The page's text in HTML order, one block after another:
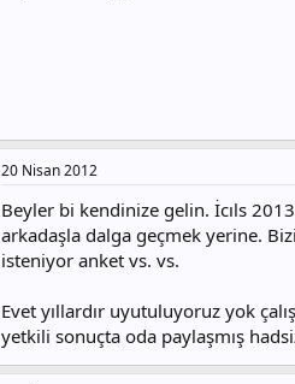
20 Nisan 2012
Beyler bi kendinize gelin. İcıls
arkadaşla dalga geçmek yerine.
isteniyor anket vs. vs.
Evet yıllardır uyutuluyoruz yok
yetkili sonuçta oda paylaşmış